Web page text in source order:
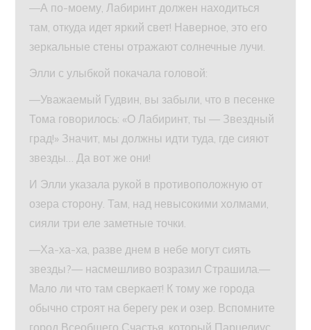
—А по-моему, Лабиринт должен находиться
там, откуда идет яркий свет! Наверное, это его
зеркальные стены отражают солнечные лучи.
Элли с улыбкой покачала головой:
—Уважаемый Гудвин, вы забыли, что в песенке
Тома говорилось: «О Лабиринт, ты — Звездный
град!» Значит, мы должны идти туда, где сияют
звезды… Да вот же они!
И Элли указала рукой в противоположную от
озера сторону. Там, над невысокими холмами,
сияли три еле заметные точки.
—Ха-ха-ха, разве днем в небе могут сиять
звезды?— насмешливо возразил Страшила.—
Мало ли что там сверкает! К тому же города
обычно строят на берегу рек и озер. Вспомните